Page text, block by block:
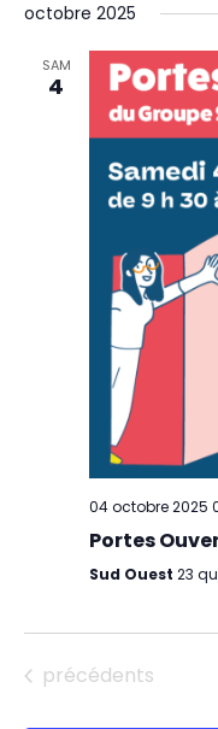
octobre 2025
SAM
4
04 octobre 2025
Portes
Sud Ouest 23
Évènements
précédents